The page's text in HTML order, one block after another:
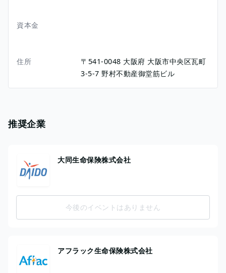
資本金
住所 〒541-0048 大阪府 大阪市中央区瓦町
3-5-7 野村不動産御堂筋ビル
推奨企業
大同生命保険株式会社
今後のイベントはありません
アフラック生命保険株式会社